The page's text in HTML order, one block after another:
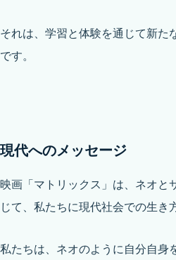
それは、学習と体験を通じて新た
です。
現代へのメッセージ
映画「マトリックス」は、ネオと
じて、私たちに現代社会での生き
私たちは、ネオのように自分自身